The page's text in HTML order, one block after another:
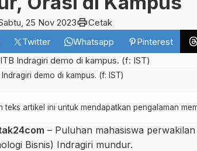
25 Nov 2023printCetak
Twitter Whatsapp Pinterest
demo di kampus. (f: IST)
teks artikel ini untuk mendapatkan pengalaman
– Puluhan mahasiswa
Bisnis) Indragiri mundur.